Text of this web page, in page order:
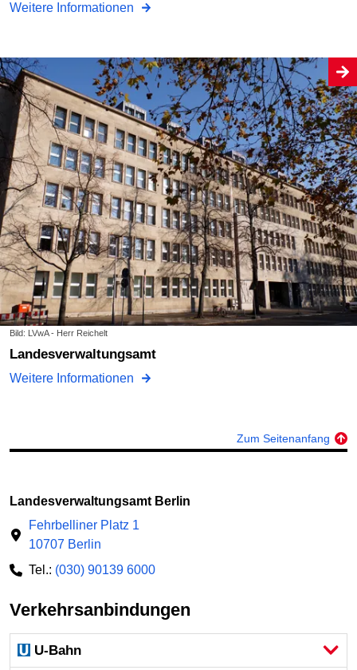
Weitere Informationen
Bild: LVwA - Herr Reichelt
Landesverwaltungsamt
Weitere Informationen
Zum Seitenanfang
Landesverwaltungsamt Berlin
Fehrbelliner Platz 1
10707 Berlin
Tel.: (030) 90139 6000
Verkehrsanbindungen
U-Bahn